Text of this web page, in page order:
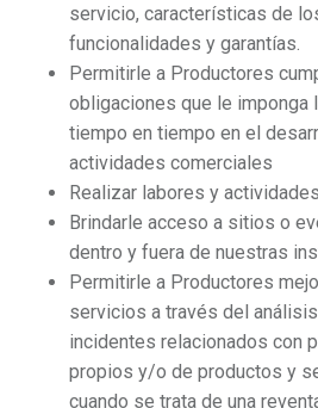
servicio, características de
funcionalidades y garantías.
Permitirle a Productores
obligaciones que le imponga
tiempo en tiempo en el
actividades comerciales
Realizar labores y
Brindarle acceso a sitios o
dentro y fuera de nuestras
Permitirle a Productores
servicios a través del
incidentes relacionados con
propios y/o de productos y
cuando se trata de una